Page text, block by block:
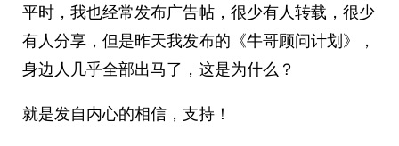
平时，我也经常发布广告帖，很少有人转载，很少
有人分享，但是昨天我发布的《牛哥顾问计划》，
身边人几乎全部出马了，这是为什么？
就是发自内心的相信，支持！